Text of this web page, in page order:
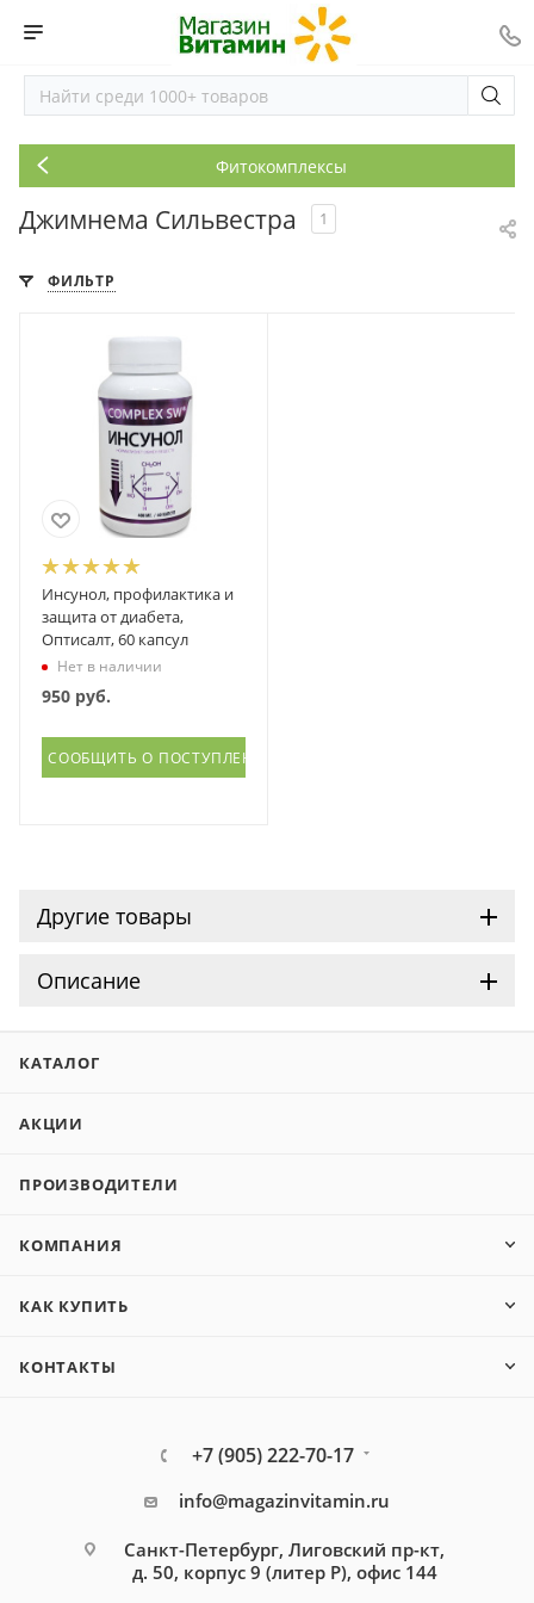
Фитокомплексы
Джимнема Сильвестра 1
ФИЛЬТР
Инсунол, профилактика и
защита от диабета,
Оптисалт, 60 капсул
Нет в наличии
950 руб.
СООБЩИТЬ О ПОСТУПЛЕНИИ
Другие товары
Описание
КАТАЛОГ
АКЦИИ
ПРОИЗВОДИТЕЛИ
КОМПАНИЯ
КАК КУПИТЬ
КОНТАКТЫ
+7 (905) 222-70-17
info@magazinvitamin.ru
Санкт-Петербург, Лиговский пр-кт,
д. 50, корпус 9 (литер Р), офис 144